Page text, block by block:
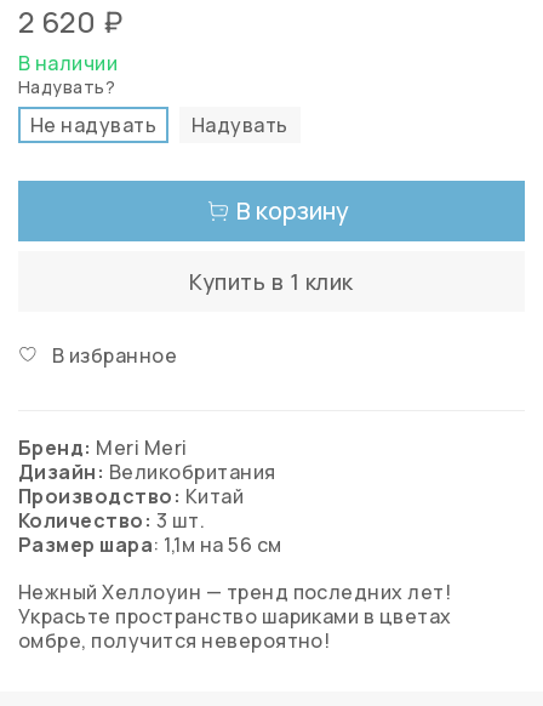
2 620 ₽
В наличии
Надувать?
Не надувать Надувать
В корзину
Купить в 1 клик
В избранное
Бренд: Meri Meri
Дизайн: Великобритания
Производство: Китай
Количество: 3 шт.
Размер шара: 1,1м на 56 см
Нежный Хеллоуин — тренд последних лет!
Украсьте пространство шариками в цветах
омбре, получится невероятно!